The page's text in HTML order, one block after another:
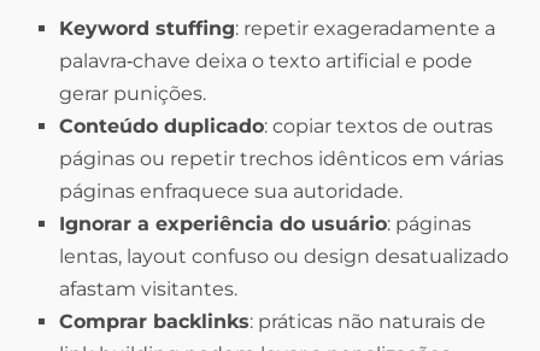
Keyword stuffing: repetir exageradamente a
palavra‑chave deixa o texto artificial e pode
gerar punições.
Conteúdo duplicado: copiar textos de outras
páginas ou repetir trechos idênticos em várias
páginas enfraquece sua autoridade.
Ignorar a experiência do usuário: páginas
lentas, layout confuso ou design desatualizado
afastam visitantes.
Comprar backlinks: práticas não naturais de